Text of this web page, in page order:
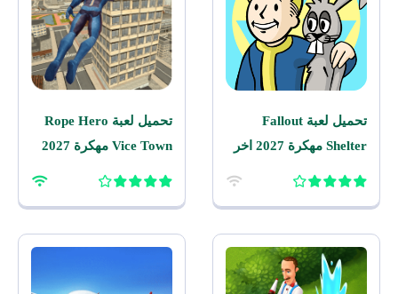
تحميل لعبة Fallout
Shelter مهكرة 2027 اخر
تحميل لعبة Rope Hero
Vice Town مهكرة 2027